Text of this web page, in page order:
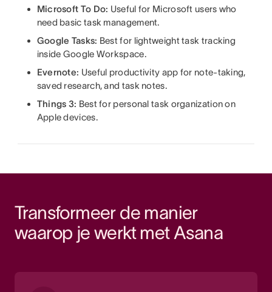
Microsoft To Do: Useful for Microsoft users who
need basic task management.
Google Tasks: Best for lightweight task tracking
inside Google Workspace.
Evernote: Useful productivity app for note-taking,
saved research, and task notes.
Things 3: Best for personal task organization on
Apple devices.
Transformeer de manier
waarop je werkt met Asana